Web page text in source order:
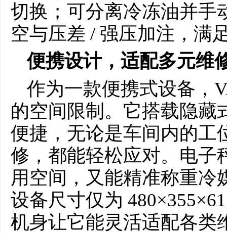
切换；可分离冷冻油并手
空与压差 / 强压加注，满
便携设计，适配多元维
作为一款便携式设备，
的空间限制。它搭载隐藏
便捷，无论是车间内的工
修，都能轻松应对。电子
用空间，又能精准称重冷
设备尺寸仅为
机身让它能灵活适配各类